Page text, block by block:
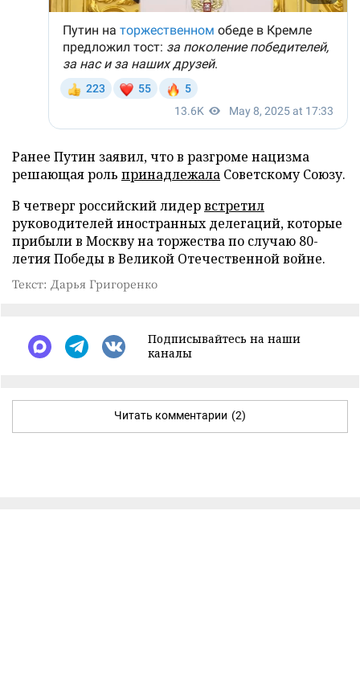
Ранее Путин заявил, что в разгроме нацизма
решающая роль принадлежала Советскому Союзу.
В четверг российский лидервстретил
руководителей иностранных делегаций, которые
прибыли в Москву на торжества по случаю 80-
летия Победы в Великой Отечественной войне.
Текст: Дарья Григоренко
Подписывайтесь на наши
каналы
Читать комментарии (2)